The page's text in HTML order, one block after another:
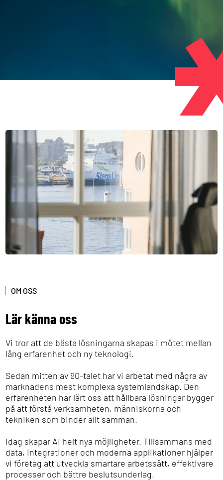
OM OSS
Lär känna oss
Vi tror att de bästa lösningarna skapas i mötet mellan
lång erfarenhet och ny teknologi.
Sedan mitten av 90-talet har vi arbetat med några av
marknadens mest komplexa systemlandskap. Den
erfarenheten har lärt oss att hållbara lösningar bygger
på att förstå verksamheten, människorna och
tekniken som binder allt samman.
Idag skapar AI helt nya möjligheter. Tillsammans med
data, integrationer och moderna applikationer hjälper
vi företag att utveckla smartare arbetssätt, effektivare
processer och bättre beslutsunderlag.